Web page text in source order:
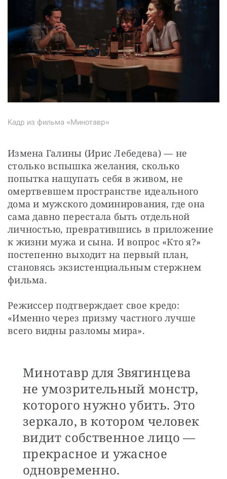
Кадр из фильма «Минотавр»
Измена Галины (Ирис Лебедева) — не
столько вспышка желания, сколько
попытка нащупать себя в живом, не
омертвевшем пространстве идеального
дома и мужского доминирования, где она
сама давно перестала быть отдельной
личностью, превратившись в приложение
к жизни мужа и сына. И вопрос «Кто я?»
постепенно выходит на первый план,
становясь экзистенциальным стержнем
фильма.
Режиссер подтверждает свое кредо:
«Именно через призму частного лучше
всего видны разломы мира».
Минотавр для Звягинцева
не умозрительный монстр,
которого нужно убить. Это
зеркало, в котором человек
видит собственное лицо —
прекрасное и ужасное
одновременно.